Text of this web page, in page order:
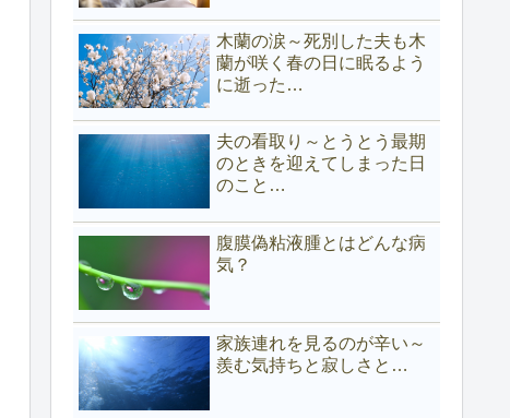
木蘭の涙～死別した夫も木
蘭が咲く春の日に眠るよう
に逝った…
夫の看取り～とうとう最期
のときを迎えてしまった日
のこと…
腹膜偽粘液腫とはどんな病
気？
家族連れを見るのが辛い～
羨む気持ちと寂しさと…